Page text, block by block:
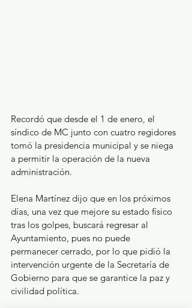
Recordó que desde el 1 de enero, el
síndico de MC junto con cuatro regidores
tomó la presidencia municipal y se niega
a permitir la operación de la nueva
administración.
Elena Martínez dijo que en los próximos
días, una vez que mejore su estado físico
tras los golpes, buscará regresar al
Ayuntamiento, pues no puede
permanecer cerrado, por lo que pidió la
intervención urgente de la Secretaría de
Gobierno para que se garantice la paz y
civilidad política.